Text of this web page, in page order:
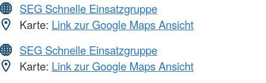
SEG Schnelle Einsatzgruppe
Karte: Link zur Google Maps Ansicht
SEG Schnelle Einsatzgruppe
Karte: Link zur Google Maps Ansicht